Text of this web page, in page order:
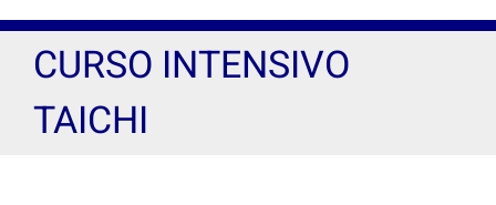
CURSO INTENSIVO
TAICHI